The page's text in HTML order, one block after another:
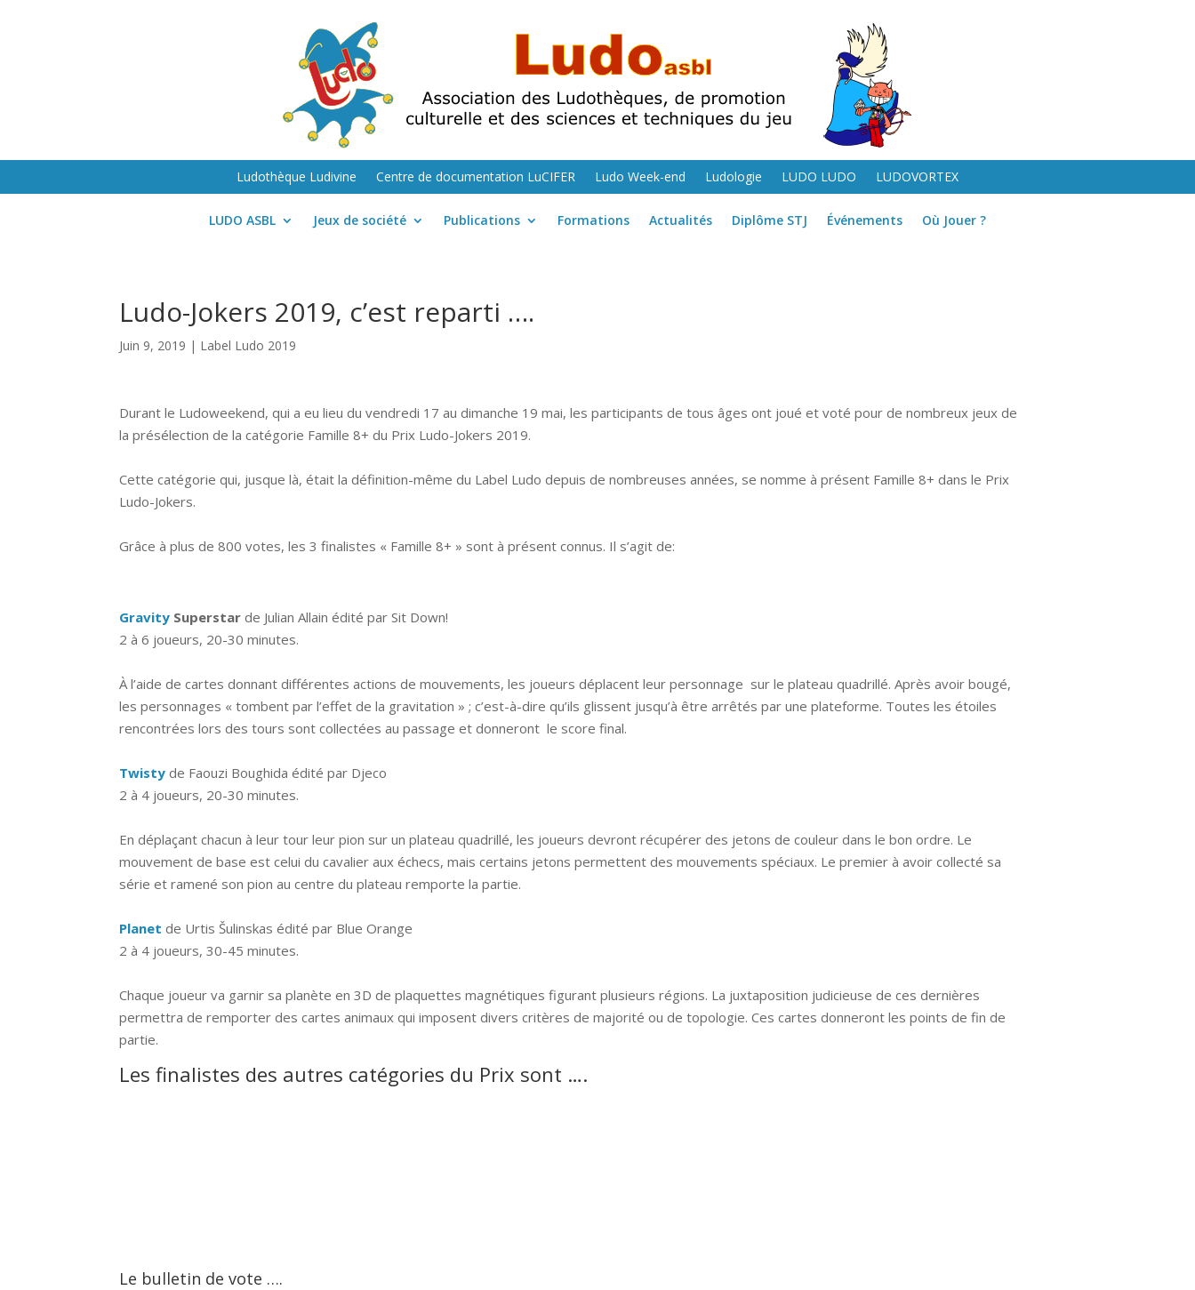
Ludothèque Ludivine Centre de documentation LuCIFER Ludo Week-end Ludologie LUDO LUDO LUDOVORTEX
LUDO ASBL Jeux de société Publications Formations Actualités Diplôme STJ Événements Où Jouer ?
Ludo-Jokers 2019, c’est reparti ….
Juin 9, 2019 | Label Ludo 2019
Durant le Ludoweekend, qui a eu lieu du vendredi 17 au dimanche 19 mai, les participants de tous âges ont joué et voté pour de nombreux jeux de
la présélection de la catégorie Famille 8+ du Prix Ludo-Jokers 2019.
Cette catégorie qui, jusque là, était la définition-même du Label Ludo depuis de nombreuses années, se nomme à présent Famille 8+ dans le Prix
Ludo-Jokers.
Grâce à plus de 800 votes, les 3 finalistes « Famille 8+ » sont à présent connus. Il s’agit de:
Gravity Superstar de Julian Allain édité par Sit Down!
2 à 6 joueurs, 20-30 minutes.
À l’aide de cartes donnant différentes actions de mouvements, les joueurs déplacent leur personnage sur le plateau quadrillé. Après avoir bougé,
les personnages « tombent par l’effet de la gravitation » ; c’est-à-dire qu’ils glissent jusqu’à être arrêtés par une plateforme. Toutes les étoiles
rencontrées lors des tours sont collectées au passage et donneront le score final.
Twisty de Faouzi Boughida édité par Djeco
2 à 4 joueurs, 20-30 minutes.
En déplaçant chacun à leur tour leur pion sur un plateau quadrillé, les joueurs devront récupérer des jetons de couleur dans le bon ordre. Le
mouvement de base est celui du cavalier aux échecs, mais certains jetons permettent des mouvements spéciaux. Le premier à avoir collecté sa
série et ramené son pion au centre du plateau remporte la partie.
Planet de Urtis Šulinskas édité par Blue Orange
2 à 4 joueurs, 30-45 minutes.
Chaque joueur va garnir sa planète en 3D de plaquettes magnétiques figurant plusieurs régions. La juxtaposition judicieuse de ces dernières
permettra de remporter des cartes animaux qui imposent divers critères de majorité ou de topologie. Ces cartes donneront les points de fin de
partie.
Les finalistes des autres catégories du Prix sont ….
Le bulletin de vote ….